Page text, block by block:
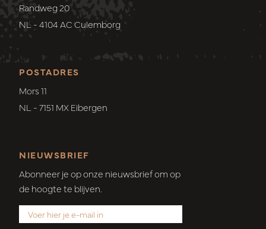
POSTADRES
Mors 11
NL - 7151 MX Eibergen
Randweg 20
NL - 4104 AC Culemborg
NIEUWSBRIEF
Abonneer je op onze nieuwsbrief om op
de hoogte te blijven.